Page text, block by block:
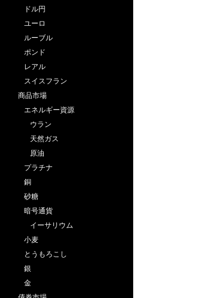
ドル円
ユーロ
ルーブル
ポンド
レアル
スイスフラン
商品市場
エネルギー資源
ウラン
天然ガス
原油
プラチナ
銅
砂糖
暗号通貨
イーサリウム
小麦
とうもろこし
銀
金